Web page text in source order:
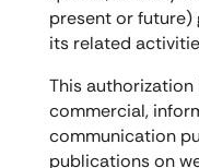
present or future)
its related
This
commercial,
communication
publications on